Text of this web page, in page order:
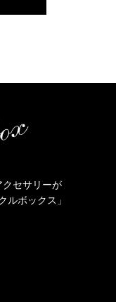
クセサリーが
ルボックス」